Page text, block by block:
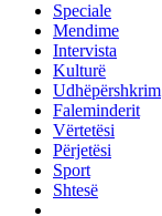
Speciale
Mendime
Intervista
Kulturë
Udhëpërshkrim
Faleminderit
Vërtetësi
Përjetësi
Sport
Shtesë